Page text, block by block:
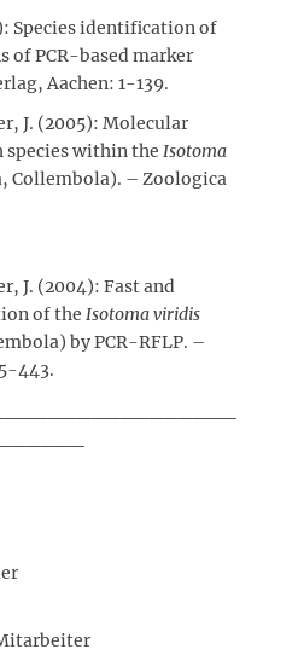
Species identification of
of PCR-based marker
Aachen: 1-139.
J. (2005): Molecular
species within the Isotoma
Collembola). – Zoologica
J. (2004): Fast and
of the Isotoma viridis
by PCR-RFLP. –
443.